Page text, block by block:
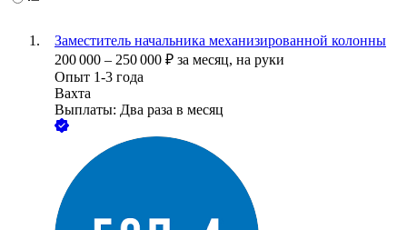
Заместитель начальника механизированной колонны
200 000 – 250 000 ₽ за месяц, на руки
Опыт 1-3 года
Вахта
Выплаты: Два раза в месяц